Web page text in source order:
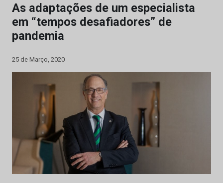
As adaptações de um especialista
em “tempos desafiadores” de
pandemia
25 de Março, 2020